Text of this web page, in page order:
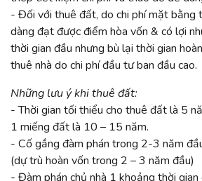
- Đối với thuê đất, do chi phí mặt bằng
dàng đạt được điểm hòa vốn & có lợi
thời gian đầu nhưng bù lại thời gian
thuê nhà do chi phí đầu tư ban đầu cao.
Những lưu ý khi thuê đất:
- Thời gian tối thiểu cho thuê đất là 5
1 miếng đất là 10 – 15 năm.
- Cố gắng đàm phán trong 2-3 năm
(dự trù hoàn vốn trong 2 – 3 năm đầu)
- Đàm phán chủ nhà 1 khoảng thời